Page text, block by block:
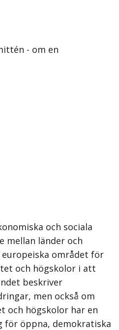
- om en
och sociala
mellan länder och
området för
och högskolor i att
beskriver
men också om
och högskolor har en
för öppna, demokratiska